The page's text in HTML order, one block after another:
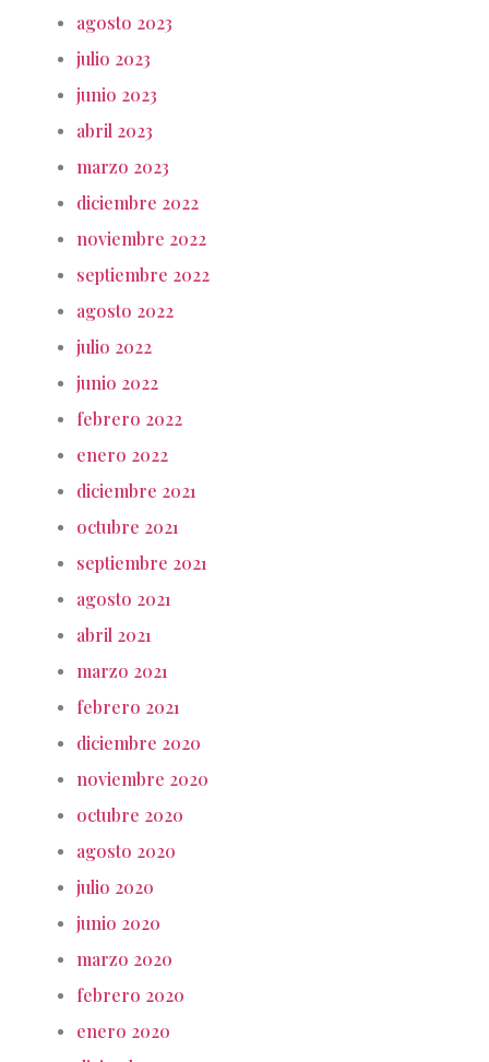
agosto 2023
julio 2023
junio 2023
abril 2023
marzo 2023
diciembre 2022
noviembre 2022
septiembre 2022
agosto 2022
julio 2022
junio 2022
febrero 2022
enero 2022
diciembre 2021
octubre 2021
septiembre 2021
agosto 2021
abril 2021
marzo 2021
febrero 2021
diciembre 2020
noviembre 2020
octubre 2020
agosto 2020
julio 2020
junio 2020
marzo 2020
febrero 2020
enero 2020